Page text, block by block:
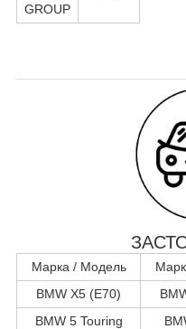
GROUP
Марка / Модель
BMW X5 (E70)
BMW 5 Touring